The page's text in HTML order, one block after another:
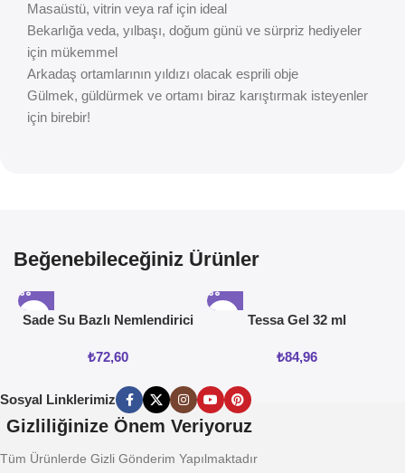
Masaüstü, vitrin veya raf için ideal
Bekarlığa veda, yılbaşı, doğum günü ve sürpriz hediyeler
için mükemmel
Arkadaş ortamlarının yıldızı olacak esprili obje
Gülmek, güldürmek ve ortamı biraz karıştırmak isteyenler
için birebir!
Beğenebileceğiniz Ürünler
Sade Su Bazlı Nemlendirici
₺72,60
Tessa Gel 32 ml
₺84,96
Sosyal Linklerimiz
Gizliliğinize Önem Veriyoruz
Tüm Ürünlerde Gizli Gönderim Yapılmaktadır